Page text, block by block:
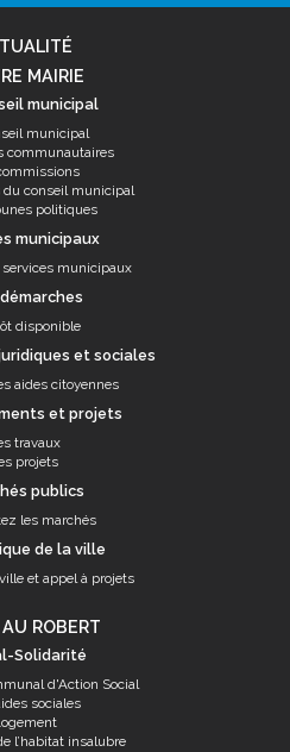
MAIRIE
municipal
municipal
communautaires
du conseil municipal
politiques
municipaux
municipaux
disponible
et sociales
aides citoyennes
et projets
travaux
projets
publics
les marchés
de la ville
et appel à projets
ROBERT
Solidarité
d'Action Social
sociales
l’habitat insalubre